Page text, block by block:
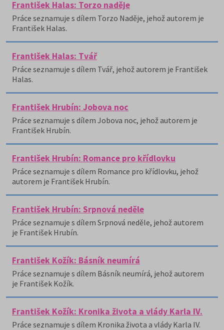
František Halas: Torzo naděje
Práce seznamuje s dílem Torzo Naděje, jehož autorem je
František Halas.
František Halas: Tvář
Práce seznamuje s dílem Tvář, jehož autorem je František
Halas.
František Hrubín: Jobova noc
Práce seznamuje s dílem Jobova noc, jehož autorem je
František Hrubín.
František Hrubín: Romance pro křídlovku
Práce seznamuje s dílem Romance pro křídlovku, jehož
autorem je František Hrubín.
František Hrubín: Srpnová neděle
Práce seznamuje s dílem Srpnová neděle, jehož autorem
je František Hrubín.
František Kožík: Básník neumírá
Práce seznamuje s dílem Básník neumírá, jehož autorem
je František Kožík.
František Kožík: Kronika života a vlády Karla IV.
Práce seznamuje s dílem Kronika života a vlády Karla IV.